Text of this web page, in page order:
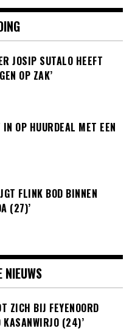
JOSIP SUTALO HEEFT
OP ZAK’
IN OP HUURDEAL MET EEN
FLINK BOD BINNEN
(27)’
NIEUWS
ZICH BIJ FEYENOORD
KASANWIRJO (24)’